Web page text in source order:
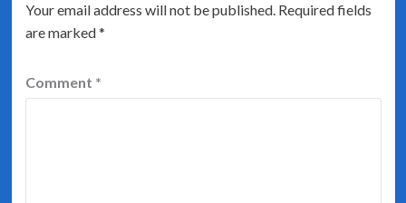
Your email address will not be published. Required fields
are marked*
Comment *